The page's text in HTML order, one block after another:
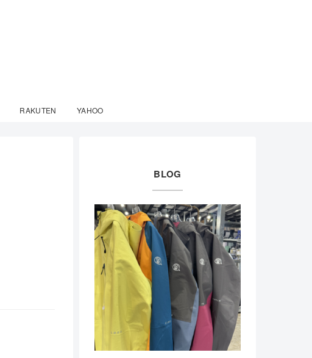
RAKUTEN YAHOO
BLOG